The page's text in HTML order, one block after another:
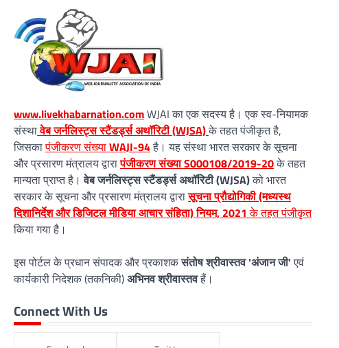
www.livekhabarnation.comWJAI का एक सदस्य है। एक स्व-नियामक
संस्थावेब जर्नलिस्ट्स स्टैंडर्ड्स अथॉरिटी (WJSA)के तहत पंजीकृत है,
जिसकापंजीकरण संख्याWAJI-94है। यह संस्था भारत सरकार के सूचना
और प्रसारण मंत्रालय द्वारापंजीकरण संख्या S000108/2019-20के तहत
मान्यता प्राप्त है।वेब जर्नलिस्ट्स स्टैंडर्ड्स अथॉरिटी (WJSA)को भारत
सरकार के सूचना और प्रसारण मंत्रालय द्वारासूचना प्रौद्योगिकी (मध्यस्थ
दिशानिर्देश और डिजिटल मीडिया आचार संहिता) नियम, 2021 के तहत पंजीकृत
किया गया है।
इस पोर्टल के प्रधान संपादक और प्रकाशकसंतोष श्रीवास्तव 'अंजान जी'एवं
कार्यकारी निदेशक (तकनिकी)अभिनव श्रीवास्तवहैं।
Connect With Us